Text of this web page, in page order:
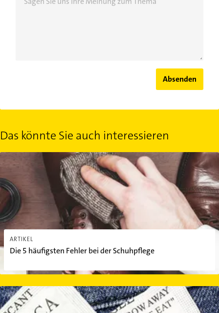
Absenden
Das könnte Sie auch interessieren
ARTIKEL
Die 5 häufigsten Fehler bei der Schuhpflege
Die 5 häufigsten Fehler bei der Schuhpflege
Kieselgel: Darum sollten Sie Silikagel-Tütchen aufheben